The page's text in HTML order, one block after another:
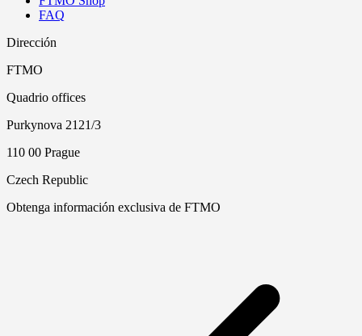
FAQ
Dirección
FTMO
Quadrio offices
Purkynova 2121/3
110 00 Prague
Czech Republic
Obtenga información exclusiva de FTMO